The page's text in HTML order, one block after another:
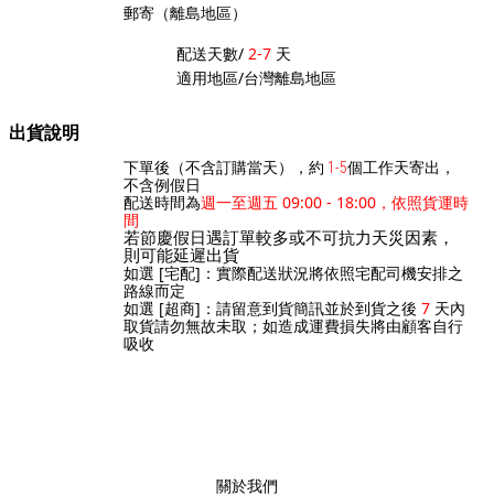
郵寄（離島地區）
配送天數/ 2-7 天
適用地區/台灣離島地區
出貨說明
下單後（不含訂購當天），約 1-5個工作天寄出，
不含例假日
配送時間為週一至週五 09:00 - 18:00，依照貨運時
間
若節慶假日遇訂單較多或不可抗力天災因素，
則可能延遲出貨
如選 [宅配]：實際配送狀況將依照宅配司機安排之
路線而定
如選 [超商]：請留意到貨簡訊並於到貨之後 7 天內
取貨請勿無故未取；如造成運費損失將由顧客自行
吸收
關於我們